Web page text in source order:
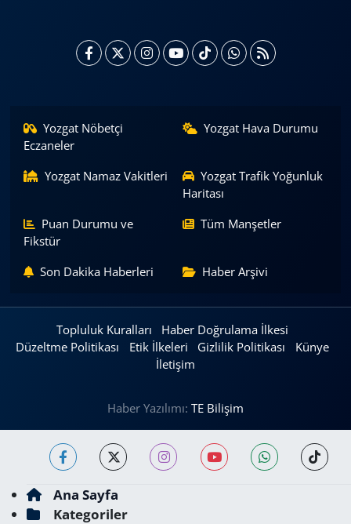
Yozgat Nöbetçi
Eczaneler
Yozgat Hava Durumu
Yozgat Namaz Vakitleri
Yozgat Trafik Yoğunluk
Haritası
Puan Durumu ve
Fikstür
Tüm Manşetler
Son Dakika Haberleri Haber Arşivi
Topluluk Kuralları
Haber Doğrulama İlkesi
Düzeltme Politikası
Etik İlkeleri Gizlilik Politikası
Künye
İletişim
Haber Yazılımı: TE Bilişim
Ana Sayfa
Kategoriler